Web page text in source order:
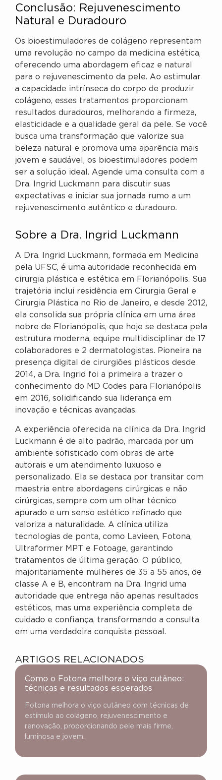
Conclusão: Rejuvenescimento
Natural e Duradouro
Os bioestimuladores de colágeno representam
uma revolução no campo da medicina estética,
oferecendo uma abordagem eficaz e natural
para o rejuvenescimento da pele. Ao estimular
a capacidade intrínseca do corpo de produzir
colágeno, esses tratamentos proporcionam
resultados duradouros, melhorando a firmeza,
elasticidade e a qualidade geral da pele. Se você
busca uma transformação que valorize sua
beleza natural e promova uma aparência mais
jovem e saudável, os bioestimuladores podem
ser a solução ideal. Agende uma consulta com a
Dra. Ingrid Luckmann para discutir suas
expectativas e iniciar sua jornada rumo a um
rejuvenescimento autêntico e duradouro.
Sobre a Dra. Ingrid Luckmann
A Dra. Ingrid Luckmann, formada em Medicina
pela UFSC, é uma autoridade reconhecida em
cirurgia plástica e estética em Florianópolis. Sua
trajetória inclui residência em Cirurgia Geral e
Cirurgia Plástica no Rio de Janeiro, e desde 2012,
ela consolida sua própria clínica em uma área
nobre de Florianópolis, que hoje se destaca pela
estrutura moderna, equipe multidisciplinar de 17
colaboradores e 2 dermatologistas. Pioneira na
presença digital de cirurgiões plásticos desde
2014, a Dra. Ingrid foi a primeira a trazer o
conhecimento do MD Codes para Florianópolis
em 2016, solidificando sua liderança em
inovação e técnicas avançadas.
A experiência oferecida na clínica da Dra. Ingrid
Luckmann é de alto padrão, marcada por um
ambiente sofisticado com obras de arte
autorais e um atendimento luxuoso e
personalizado. Ela se destaca por transitar com
maestria entre abordagens cirúrgicas e não
cirúrgicas, sempre com um olhar técnico
apurado e um senso estético refinado que
valoriza a naturalidade. A clínica utiliza
tecnologias de ponta, como Lavieen, Fotona,
Ultraformer MPT e Fotoage, garantindo
tratamentos de última geração. O público,
majoritariamente mulheres de 35 a 55 anos, de
classe A e B, encontram na Dra. Ingrid uma
autoridade que entrega não apenas resultados
estéticos, mas uma experiência completa de
cuidado e confiança, transformando a consulta
em uma verdadeira conquista pessoal.
ARTIGOS RELACIONADOS
Como o Fotona melhora o viço cutâneo:
técnicas e resultados esperados
Fotona melhora o viço cutâneo com técnicas de
estímulo ao colágeno, rejuvenescimento e
renovação, proporcionando pele mais firme,
luminosa e jovem.